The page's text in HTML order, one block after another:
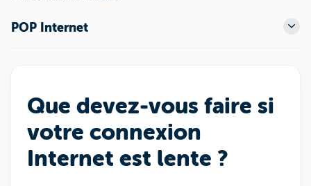
POP Internet
Que devez-vous faire si
votre connexion
Internet est lente ?